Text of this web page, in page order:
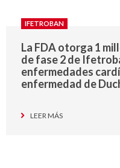
IFETROBAN
La FDA otorga 1
de fase 2 de
enfermedades
enfermedad de
LEER MÁS